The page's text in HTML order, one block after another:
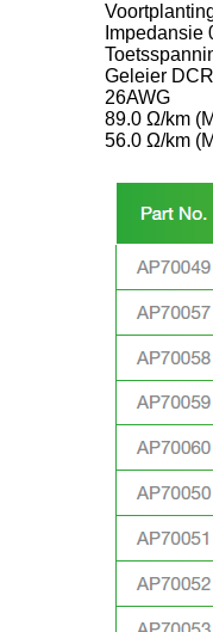
Geleier
26AWG
89.0 Ω/km
56.0 Ω/km